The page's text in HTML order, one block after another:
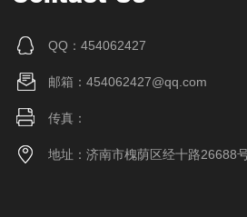
QQ：454062427
邮箱：454062427@qq.com
传真：
地址：济南市槐荫区经十路26688